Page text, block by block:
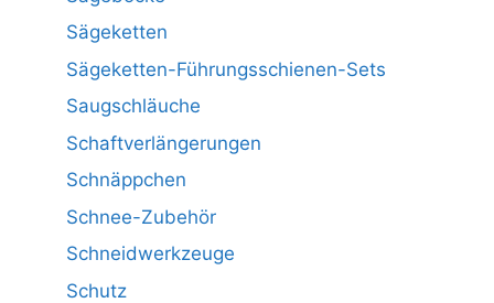
Sägeketten
Sägeketten-Führungsschienen-Sets
Saugschläuche
Schaftverlängerungen
Schnäppchen
Schnee-Zubehör
Schneidwerkzeuge
Schutz